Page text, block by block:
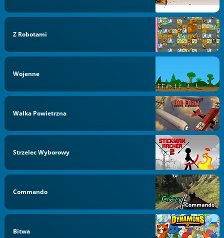
Z Robotami
Wojenne
Walka Powietrzna
Strzelec Wyborowy
Commando
Bitwa